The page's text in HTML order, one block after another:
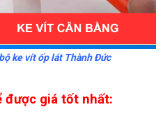
ke vít ốp lát Thành Đức
được giá tốt nhất: